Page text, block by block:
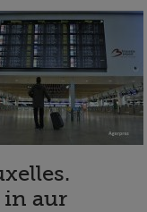
in aur